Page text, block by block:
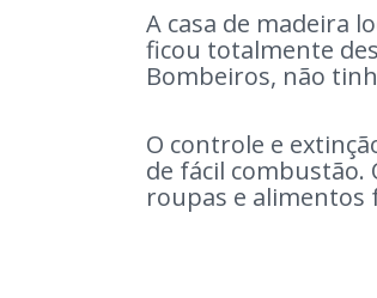
A casa de madeira
ficou totalmente
Bombeiros, não
O controle e
de fácil combustão.
roupas e alimentos